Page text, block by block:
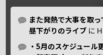
また発熱で大事を取
昼下がりのライブ に
・5月のスケジュー